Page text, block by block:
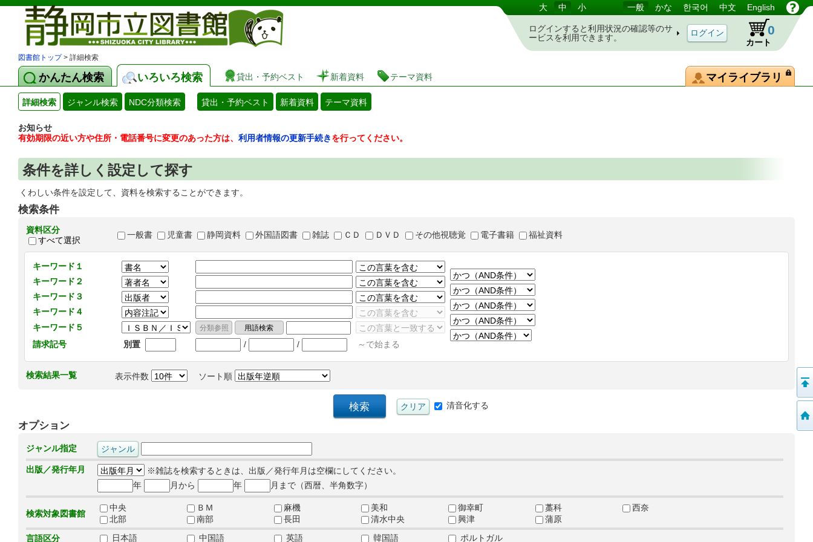
図書館 蔵書検索・予約システム 大 中 小 一般 かな 한국어 中文 English
ログインすると利用状況の確認等のサ
ービスを利用できます。
カート
0
図書館トップ> 詳細検索
かんたん検索 いろいろ検索 貸出・予約ベスト 新着資料 テーマ資料 マイライブラリ
詳細検索 ジャンル検索 NDC分類検索 貸出・予約ベスト 新着資料 テーマ資料
お知らせ
有効期限の近い方や住所・電話番号に変更のあった方は、 利用者情報の更新手続きを行ってください。
条件を詳しく設定して探す
くわしい条件を設定して、資料を検索することができます。
検索条件
資料区分
すべて選択
一般書 児童書 静岡資料 外国語図書 雑誌 ＣＤ ＤＶＤ その他視聴覚 電子書籍 福祉資料
キーワード１
キーワード２
キーワード３
キーワード４
キーワード５
請求記号
別置 / / ～で始まる
検索結果一覧 表示件数 ソート順
清音化する
オプション
ジャンル指定
出版／発行年月
※雑誌を検索するときは、出版／発行年月は空欄にしてください。
年
月から 年 月まで（西暦、半角数字）
検索対象図書館
中央 ＢＭ 麻機 美和 御幸町 藁科
西奈
北部
南部 長田 清水中央 興津
蒲原
言語区分
日本語 中国語 英語 韓国語 ポルトガル